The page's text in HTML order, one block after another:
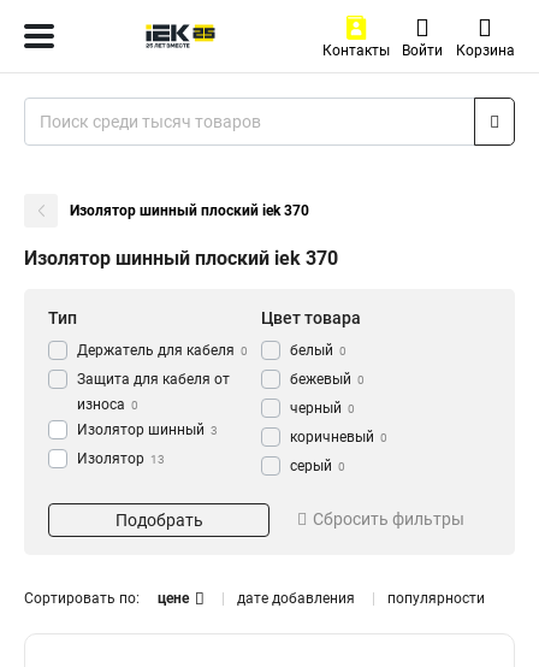
Контакты Войти Корзина
Изолятор шинный плоский iek 370
Изолятор шинный плоский iek 370
Тип
Держатель для кабеля 0
Защита для кабеля от
износа 0
Изолятор шинный 3
Изолятор 13
Цвет товара
белый 0
бежевый 0
черный 0
коричневый 0
серый 0
90
Подобрать Сбросить фильтры
Сортировать по: цене дате добавления популярности